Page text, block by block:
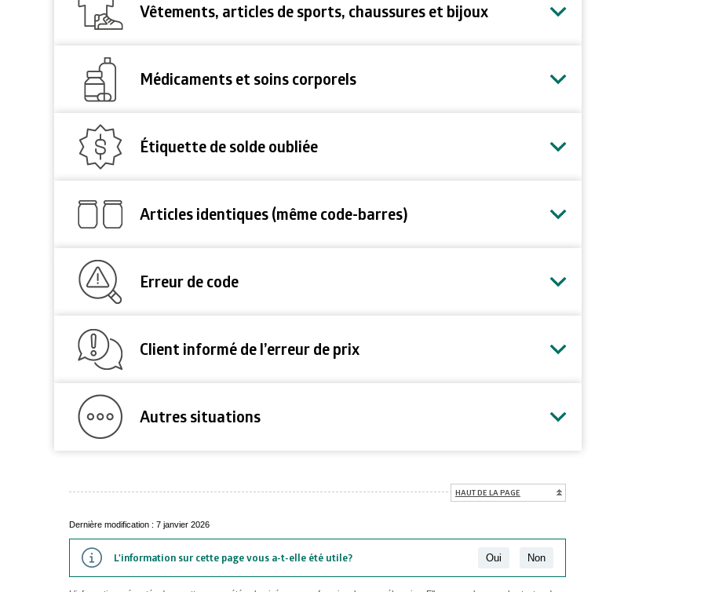
Vêtements, articles de sports, chaussures et bijoux
Médicaments et soins corporels
Étiquette de solde oubliée
Articles identiques (même code-barres)
Erreur de code
Client informé de l’erreur de prix
Autres situations
HAUT DE LA PAGE
Dernière modification : 7 janvier 2026
L'information sur cette page vous a-t-elle été utile? Oui Non